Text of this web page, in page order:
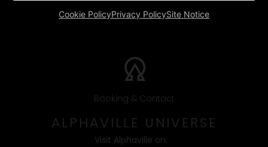
Cookie PolicyPrivacy PolicySite Notice
Booking & Contact
ALPHAVILLE UNIVERSE
Visit Alphaville on: